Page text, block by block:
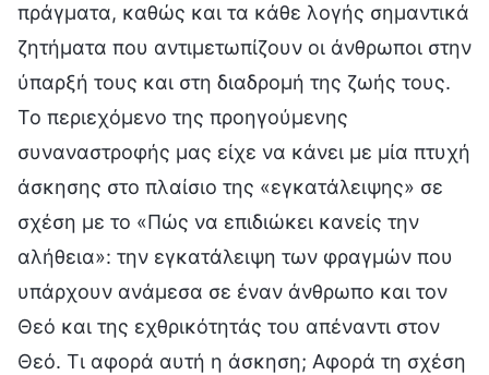
πράγματα, καθώς και τα κάθε λογής σημαντικά
ζητήματα που αντιμετωπίζουν οι άνθρωποι στην
ύπαρξή τους και στη διαδρομή της ζωής τους.
Το περιεχόμενο της προηγούμενης
συναναστροφής μας είχε να κάνει με μία πτυχή
άσκησης στο πλαίσιο της «εγκατάλειψης» σε
σχέση με το «Πώς να επιδιώκει κανείς την
αλήθεια»: την εγκατάλειψη των φραγμών που
υπάρχουν ανάμεσα σε έναν άνθρωπο και τον
Θεό και της εχθρικότητάς του απέναντι στον
Θεό. Τι αφορά αυτή η άσκηση; Αφορά τη σχέση